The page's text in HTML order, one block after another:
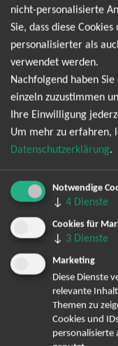
mehr verpassen!
Ich möchte den
abonnieren und bin
Mail-Adresse zum
entsprechend der
Newsletter kann ich
Bereits angemeldet?
TOP-Events
nicht-personalisierte
Sie, dass diese
personalisierter als
verwendet werden.
Nachfolgend haben
einzeln zuzustimmen
Ihre Einwilligung
Um mehr zu erfahren,
Datenschutzerklärung.
Notwendige
↓ 4 Dienste
Cookies für
↓ 3 Dienste
Marketing
Diese Dienste
relevante
Themen zu
Cookies und
personalisierte